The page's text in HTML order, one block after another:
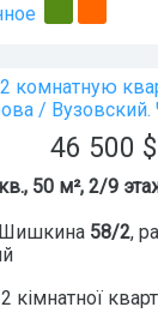
комнатную
/
46 500 $
50 м², 2/9
Шишкина 58/2,
кімнатної